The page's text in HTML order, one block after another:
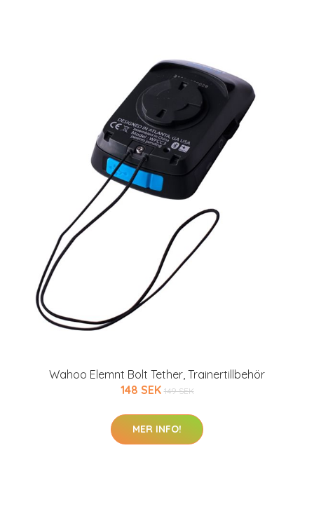
Wahoo Elemnt Bolt Tether, Trainertillbehör
148 SEK 149 SEK
MER INFO!